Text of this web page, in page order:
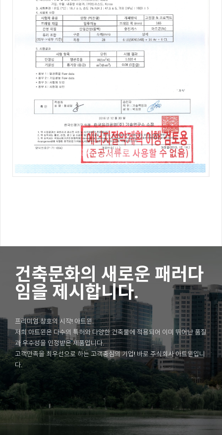
건축문화의 새로운 패러다
임을 제시합니다.
프리미엄 창호의 시작! 아트윈.
저희 아트윈은 다수의 특허와 다양한 건축물에 적용되어 이미 뛰어난 품질
과 우수성을 인정받은 제품입니다.
고객만족을 최우선으로 하는 고객중심의 기업! 바로 주식회사 아트윈입니
다.